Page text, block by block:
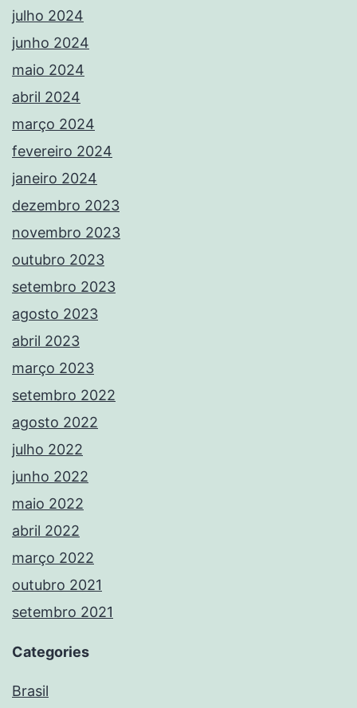
julho 2024
junho 2024
maio 2024
abril 2024
março 2024
fevereiro 2024
janeiro 2024
dezembro 2023
novembro 2023
outubro 2023
setembro 2023
agosto 2023
abril 2023
março 2023
setembro 2022
agosto 2022
julho 2022
junho 2022
maio 2022
abril 2022
março 2022
outubro 2021
setembro 2021
Categories
Brasil